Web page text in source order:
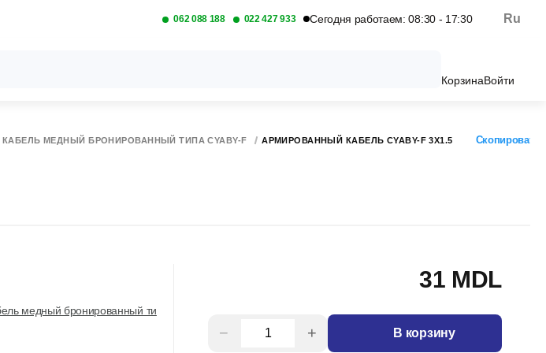
062 088 188 022 427 933 Сегодня работаем: 08:30 - 17:30 Ru
КорзинаВойти
КАБЕЛЬ МЕДНЫЙ БРОНИРОВАННЫЙ ТИПА CYABY-F АРМИРОВАННЫЙ КАБЕЛЬ CYABY-F 3X1.5 Скопировать
медный бронированный ти
31 MDL
− + В корзину